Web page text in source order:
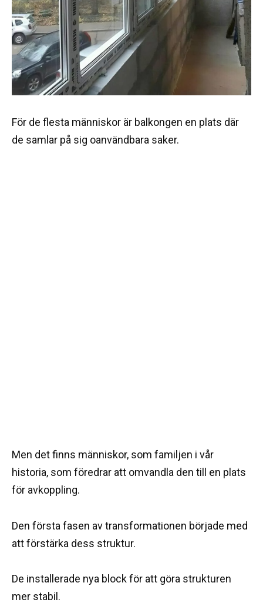
För de flesta människor är balkongen en plats där
de samlar på sig oanvändbara saker.
Men det finns människor, som familjen i vår
historia, som föredrar att omvandla den till en plats
för avkoppling.
Den första fasen av transformationen började med
att förstärka dess struktur.
De installerade nya block för att göra strukturen
mer stabil.